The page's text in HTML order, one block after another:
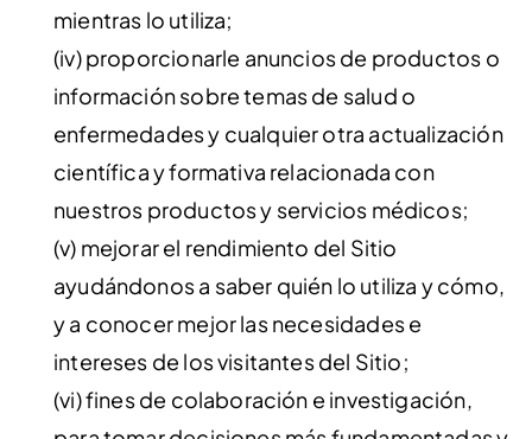
mientras lo utiliza;
(iv) proporcionarle anuncios de productos o
información sobre temas de salud o
enfermedades y cualquier otra actualización
científica y formativa relacionada con
nuestros productos y servicios médicos;
(v) mejorar el rendimiento del Sitio
ayudándonos a saber quién lo utiliza y cómo,
y a conocer mejor las necesidades e
intereses de los visitantes del Sitio;
(vi) fines de colaboración e investigación,